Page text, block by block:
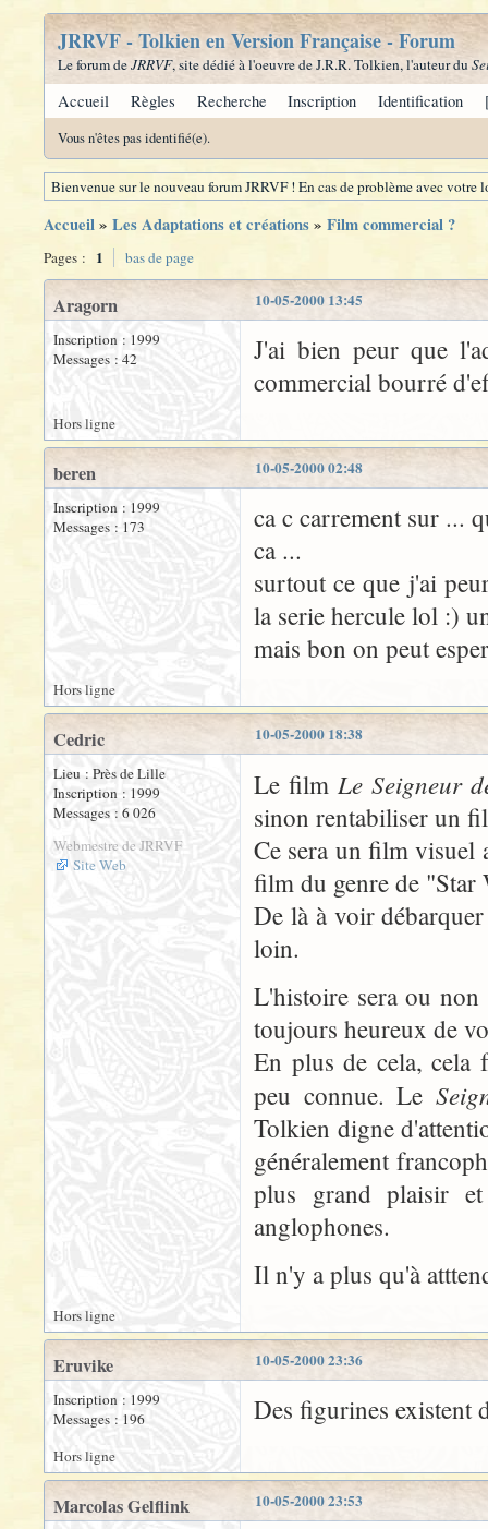
JRRVF - Tolkien en Version Française - Forum
Le forum deJRRVF, site dédié à l'oeuvre de J.R.R. Tolkien, l'auteur du
Accueil Règles Recherche Inscription Identification
Vous n'êtes pas identifié(e).
Bienvenue sur le nouveau forum JRRVF ! En cas de problème avec
Accueil» Les Adaptations et créations» Film commercial ?
Pages : 1 bas de page
10-05-2000 13:45
Aragorn
Inscription : 1999
Messages : 42
J'ai bien peur que
commercial bourré
Hors ligne
10-05-2000 02:48
beren
Inscription : 1999
Messages : 173
ca c carrement sur ...
ca ...
surtout ce que j'ai
la serie hercule lol :)
mais bon on peut
Hors ligne
10-05-2000 18:38
Cedric
Lieu : Près de Lille
Inscription : 1999
Messages : 6 026
Webmestre de JRRVF
Site Web
Le film Le Seigneur
sinon rentabiliser un
Ce sera un film visuel
film du genre de "Star
De là à voir
loin.
L'histoire sera ou
toujours heureux de
En plus de cela, cela
peu connue. Le
Tolkien digne
généralement
plus grand plaisir
anglophones.
Il n'y a plus qu'à
Hors ligne
10-05-2000 23:36
Eruvike
Inscription : 1999
Messages : 196
Des figurines existent
Hors ligne
10-05-2000 23:53
Marcolas Gelflink